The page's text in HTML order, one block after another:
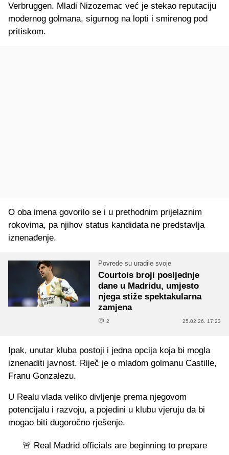
Verbruggen. Mladi Nizozemac već je stekao reputaciju
modernog golmana, sigurnog na lopti i smirenog pod
pritiskom.
O oba imena govorilo se i u prethodnim prijelaznim
rokovima, pa njihov status kandidata ne predstavlja
iznenađenje.
Povrede su uradile svoje
Courtois broji posljednje
dane u Madridu, umjesto
njega stiže spektakularna
zamjena
2 25.02.26. 17:23
Ipak, unutar kluba postoji i jedna opcija koja bi mogla
iznenaditi javnost. Riječ je o mladom golmanu Castille,
Franu Gonzalezu.
U Realu vlada veliko divljenje prema njegovom
potencijalu i razvoju, a pojedini u klubu vjeruju da bi
mogao biti dugoročno rješenje.
🚨 Real Madrid officials are beginning to prepare